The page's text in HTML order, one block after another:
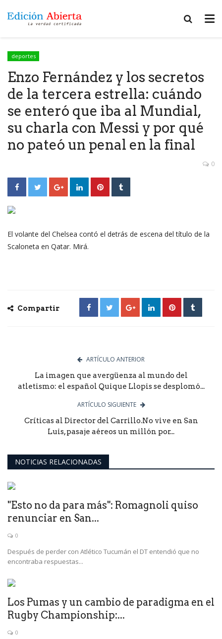
deportes
Enzo Fernández y los secretos
de la tercera estrella: cuándo
se enteró que iba al Mundial,
su charla con Messi y por qué
no pateó un penal en la final
0
El volante del Chelsea contó el detrás de escena del título de la
Scaloneta en Qatar. Mirá.
Compartir
ARTÍCULO ANTERIOR
La imagen que avergüenza al mundo del
atletismo: el español Quique Llopis se desplomó...
ARTÍCULO SIGUIENTE
Críticas al Director del Carrillo.No vive en San
Luis, pasaje aéreos un millón por...
NOTICIAS RELACIONADAS
"Esto no da para más": Romagnoli quiso
renunciar en San...
0
Después de perder con Atlético Tucumán el DT entendió que no
encontraba respuestas...
Los Pumas y un cambio de paradigma en el
Rugby Championship:...
0